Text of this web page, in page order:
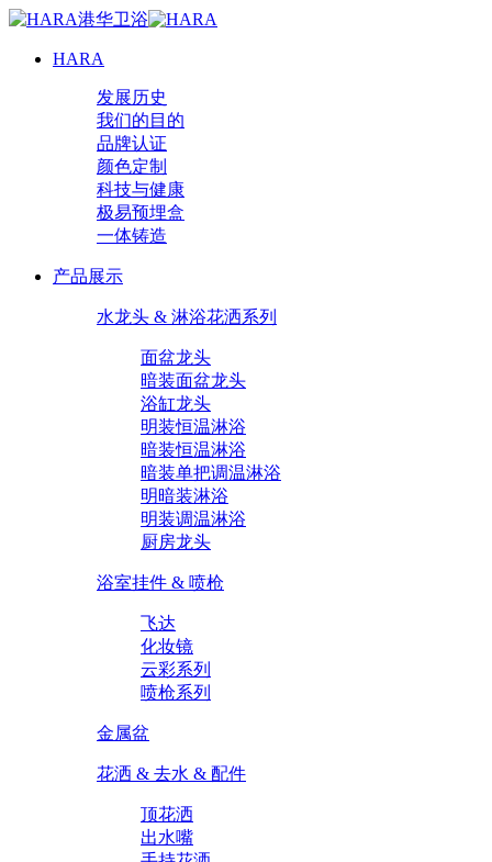
HARA
发展历史
我们的目的
品牌认证
颜色定制
科技与健康
极易预埋盒
一体铸造
产品展示
水龙头 & 淋浴花洒系列
面盆龙头
暗装面盆龙头
浴缸龙头
明装恒温淋浴
暗装恒温淋浴
暗装单把调温淋浴
明暗装淋浴
明装调温淋浴
厨房龙头
浴室挂件 & 喷枪
飞达
化妆镜
云彩系列
喷枪系列
金属盆
花洒 & 去水 & 配件
顶花洒
出水嘴